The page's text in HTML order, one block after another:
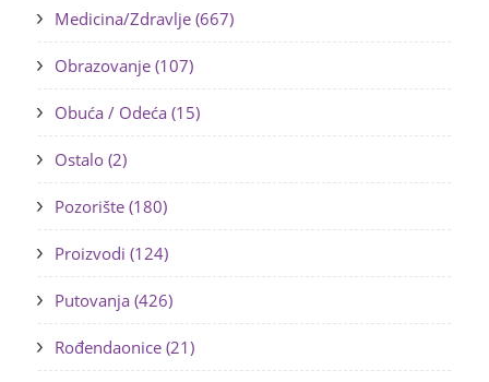
Medicina/Zdravlje (667)
Obrazovanje (107)
Obuća / Odeća (15)
Ostalo (2)
Pozorište (180)
Proizvodi (124)
Putovanja (426)
Rođendaonice (21)